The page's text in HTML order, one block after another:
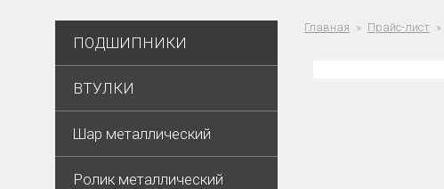
ПОДШИПНИКИ
ВТУЛКИ
Шар металлический
Ролик металлический
Главная Прайс-лист